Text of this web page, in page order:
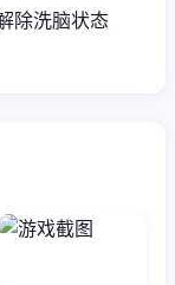
除洗脑状态